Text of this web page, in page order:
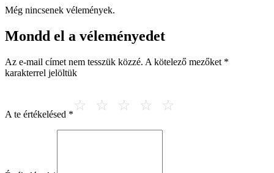
Még nincsenek vélemények.
Mondd el a véleményedet
Az e-mail címet nem tesszük közzé. A kötelező mezőket *
karakterrel jelöltük
A te értékelésed *